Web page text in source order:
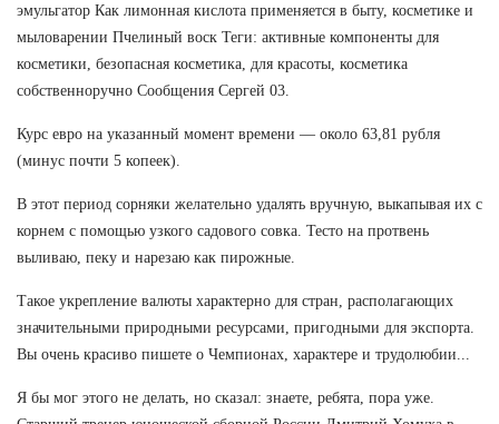
эмульгатор Как лимонная кислота применяется в быту, косметике и
мыловарении Пчелиный воск Теги: активные компоненты для
косметики, безопасная косметика, для красоты, косметика
собственноручно Сообщения Сергей 03.
Курс евро на указанный момент времени — около 63,81 рубля
(минус почти 5 копеек).
В этот период сорняки желательно удалять вручную, выкапывая их с
корнем с помощью узкого садового совка. Тесто на протвень
выливаю, пеку и нарезаю как пирожные.
Такое укрепление валюты характерно для стран, располагающих
значительными природными ресурсами, пригодными для экспорта.
Вы очень красиво пишете о Чемпионах, характере и трудолюбии...
Я бы мог этого не делать, но сказал: знаете, ребята, пора уже.